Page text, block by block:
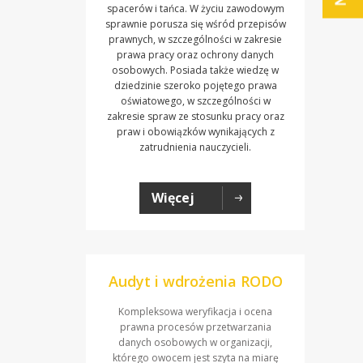
spacerów i tańca. W życiu zawodowym
sprawnie porusza się wśród przepisów
prawnych, w szczególności w zakresie
prawa pracy oraz ochrony danych
osobowych. Posiada także wiedzę w
dziedzinie szeroko pojętego prawa
oświatowego, w szczególności w
zakresie spraw ze stosunku pracy oraz
praw i obowiązków wynikających z
zatrudnienia nauczycieli.
Więcej
Audyt i wdrożenia RODO
Kompleksowa weryfikacja i ocena
prawna procesów przetwarzania
danych osobowych w organizacji,
którego owocem jest szyta na miarę